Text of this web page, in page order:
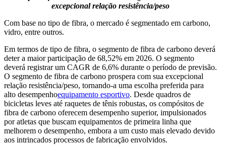
excepcional relação resistência/peso
Com base no tipo de fibra, o mercado é segmentado em carbono,
vidro, entre outros.
Em termos de tipo de fibra, o segmento de fibra de carbono deverá
deter a maior participação de 68,52% em 2026. O segmento
deverá registrar um CAGR de 6,6% durante o período de previsão.
O segmento de fibra de carbono prospera com sua excepcional
relação resistência/peso, tornando-a uma escolha preferida para
alto desempenhoequipamento esportivo. Desde quadros de
bicicletas leves até raquetes de tênis robustas, os compósitos de
fibra de carbono oferecem desempenho superior, impulsionados
por atletas que buscam equipamentos de primeira linha que
melhorem o desempenho, embora a um custo mais elevado devido
aos intrincados processos de fabricação envolvidos.